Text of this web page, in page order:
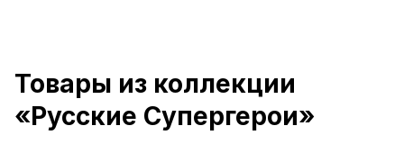
Товары из коллекции
«Русские Супергерои»